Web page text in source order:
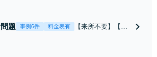
題 事例6件 料金表有
【来所不要】【電